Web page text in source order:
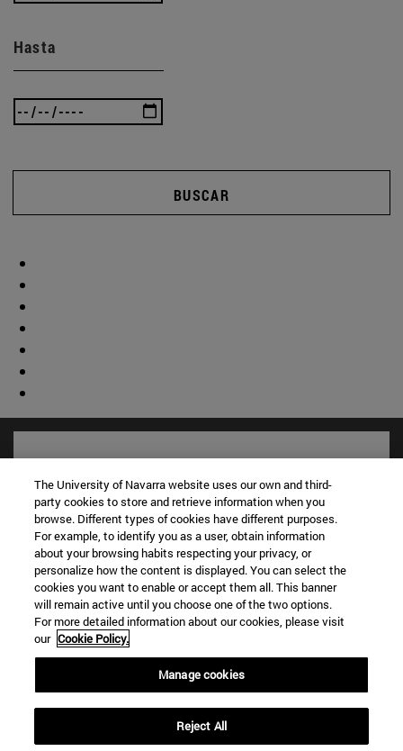
Hasta
BUSCAR
Accesos directos
Biblioteca(abre en nueva ventana)
(abre en nueva ventana)
Aula virtual ADI(abre en nueva ventana)
Búsqueda de personas(abre en nueva ventana)
Trabaja con nosotros(abre en nueva ventana)
The University of Navarra website uses our own and third-
party cookies to store and retrieve information when you
browse. Different types of cookies have different purposes.
For example, to identify you as a user, obtain information
about your browsing habits respecting your privacy, or
personalize how the content is displayed. You can select the
cookies you want to enable or accept them all. This banner
will remain active until you choose one of the two options.
For more detailed information about our cookies, please visit
our Cookie Policy.
Manage cookies
Reject All